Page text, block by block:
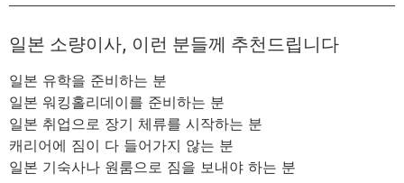
일본 소량이사, 이런 분들께 추천드립니다
일본 유학을 준비하는 분
일본 워킹홀리데이를 준비하는 분
일본 취업으로 장기 체류를 시작하는 분
캐리어에 짐이 다 들어가지 않는 분
일본 기숙사나 원룸으로 짐을 보내야 하는 분